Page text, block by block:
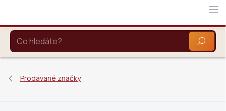
obsah
HLEDAT
Prodávané značky